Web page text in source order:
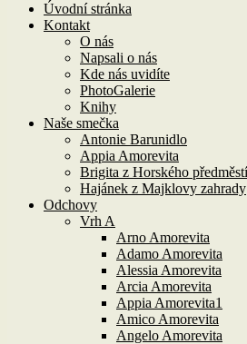
Úvodní stránka
Kontakt
O nás
Napsali o nás
Kde nás uvidíte
PhotoGalerie
Knihy
Naše smečka
Antonie Barunidlo
Appia Amorevita
Brigita z Horského předměstí
Hajánek z Majklovy zahrady
Odchovy
Vrh A
Arno Amorevita
Adamo Amorevita
Alessia Amorevita
Arcia Amorevita
Appia Amorevita1
Amico Amorevita
Angelo Amorevita